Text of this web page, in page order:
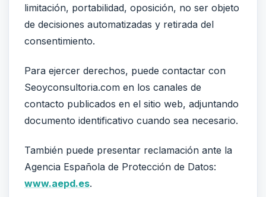
limitación, portabilidad, oposición, no ser objeto
de decisiones automatizadas y retirada del
consentimiento.
Para ejercer derechos, puede contactar con
Seoyconsultoria.com en los canales de
contacto publicados en el sitio web, adjuntando
documento identificativo cuando sea necesario.
También puede presentar reclamación ante la
Agencia Española de Protección de Datos:
www.aepd.es.